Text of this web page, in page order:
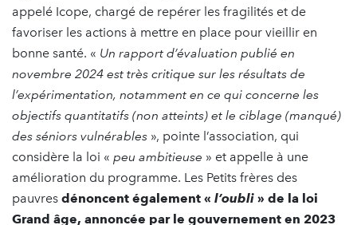
appelé Icope, chargé de repérer les fragilités et de
favoriser les actions à mettre en place pour vieillir en
bonne santé. « Un rapport d’évaluation publié en
novembre 2024 est très critique sur les résultats de
l’expérimentation, notamment en ce qui concerne les
objectifs quantitatifs (non atteints) et le ciblage (manqué)
des séniors vulnérables », pointe l’association, qui
considère la loi « peu ambitieuse » et appelle à une
amélioration du programme. Les Petits frères des
pauvres dénoncent également « l’oubli » de la loi
Grand âge, annoncée par le gouvernement en 2023